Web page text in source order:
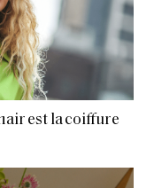
est la coiffure